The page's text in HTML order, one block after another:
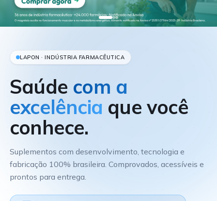
LAPON · INDÚSTRIA FARMACÊUTICA
Saúde com a
excelência que você
conhece.
Suplementos com desenvolvimento, tecnologia e
fabricação 100% brasileira. Comprovados, acessíveis e
prontos para entrega.